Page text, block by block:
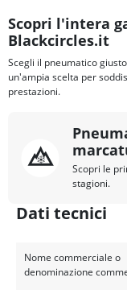
Scopri l'intera
Blackcircles.it
Scegli il pneumatico
un'ampia scelta per
prestazioni.
Scopri le
stagioni.
Dati tecnici
Nome commerciale o
denominazione